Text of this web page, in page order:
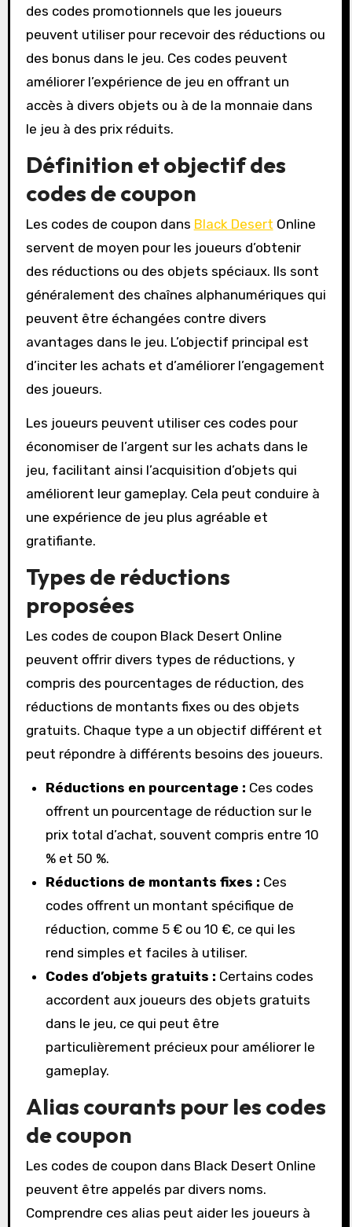
des codes promotionnels que les joueurs
peuvent utiliser pour recevoir des réductions ou
des bonus dans le jeu. Ces codes peuvent
améliorer l’expérience de jeu en offrant un
accès à divers objets ou à de la monnaie dans
le jeu à des prix réduits.
Définition et objectif des
codes de coupon
Les codes de coupon dans Black Desert Online
servent de moyen pour les joueurs d’obtenir
des réductions ou des objets spéciaux. Ils sont
généralement des chaînes alphanumériques qui
peuvent être échangées contre divers
avantages dans le jeu. L’objectif principal est
d’inciter les achats et d’améliorer l’engagement
des joueurs.
Les joueurs peuvent utiliser ces codes pour
économiser de l’argent sur les achats dans le
jeu, facilitant ainsi l’acquisition d’objets qui
améliorent leur gameplay. Cela peut conduire à
une expérience de jeu plus agréable et
gratifiante.
Types de réductions
proposées
Les codes de coupon Black Desert Online
peuvent offrir divers types de réductions, y
compris des pourcentages de réduction, des
réductions de montants fixes ou des objets
gratuits. Chaque type a un objectif différent et
peut répondre à différents besoins des joueurs.
Réductions en pourcentage : Ces codes
offrent un pourcentage de réduction sur le
prix total d’achat, souvent compris entre 10
% et 50 %.
Réductions de montants fixes : Ces
codes offrent un montant spécifique de
réduction, comme 5 € ou 10 €, ce qui les
rend simples et faciles à utiliser.
Codes d’objets gratuits : Certains codes
accordent aux joueurs des objets gratuits
dans le jeu, ce qui peut être
particulièrement précieux pour améliorer le
gameplay.
Alias courants pour les codes
de coupon
Les codes de coupon dans Black Desert Online
peuvent être appelés par divers noms.
Comprendre ces alias peut aider les joueurs à